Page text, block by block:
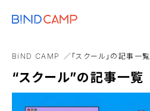
アニメーション
BiND CAMP 「スクール」の記事一覧
“スクール”の記事一覧